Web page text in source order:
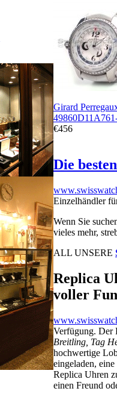
Girard
€456
Die
Einzelhändler
Wenn Sie
vieles mehr,
ALL UNSERE
Replica
voller
Verfügung. Der
Breitling, Tag
hochwertige
eingeladen,
Replica Uhren
einen Freund